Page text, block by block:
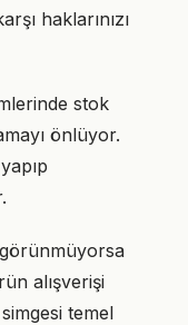
haklarınızı
stok
önlüyor.
görünmüyorsa
alışverişi
temel